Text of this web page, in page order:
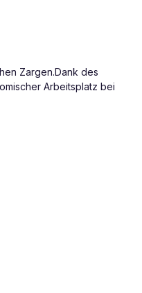
Zargen.Dank des
Arbeitsplatz bei